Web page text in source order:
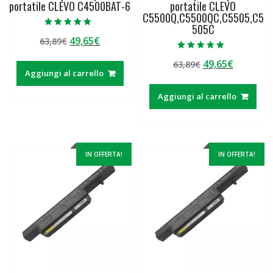
portatile CLEVO C4500BAT-6
5.00
su 5
63,89€ Il
originale
era:
49,65€Il
attuale
è:
Aggiungi al carrello
portatile CLEVO
C5500Q,C5500QC,C5505,C5
505C
5.00
su 5
63,89€ Il
originale
era:
49,65€Il
attuale
è:
Aggiungi al carrello
IN OFFERTA! IN OFFERTA!